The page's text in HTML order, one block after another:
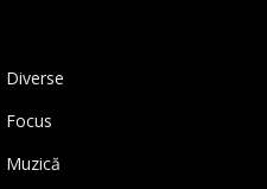
Diverse
Focus
Muzică